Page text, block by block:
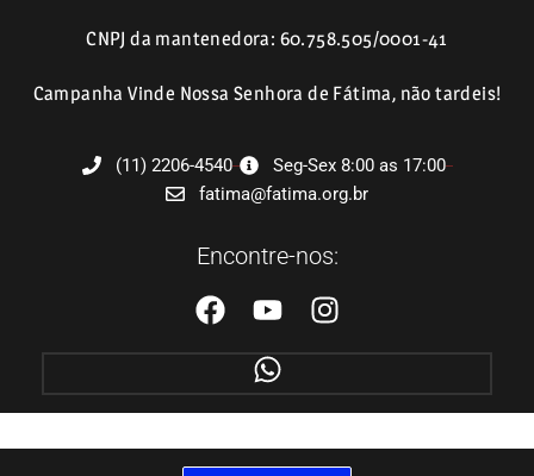
CNPJ da mantenedora: 60.758.505/0001-41
Campanha Vinde Nossa Senhora de Fátima, não tardeis!
(11) 2206-4540
Seg-Sex 8:00 as 17:00
fatima@fatima.org.br
Encontre-nos: